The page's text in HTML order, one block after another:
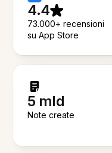
4.4
73.000+ recensioni
su App Store
5 mld
Note create